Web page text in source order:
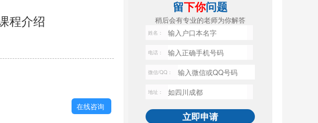
程介绍
在线咨询
留下你问题
稍后会有专业的老师为你解答
姓名：
电话：
微信/QQ：
地址：